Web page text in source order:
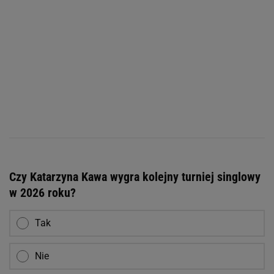
Czy Katarzyna Kawa wygra kolejny turniej singlowy
w 2026 roku?
Tak
Nie